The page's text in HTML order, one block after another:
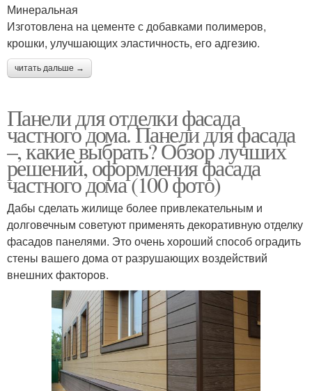
Минеральная
Изготовлена на цементе с добавками полимеров,
крошки, улучшающих эластичность, его адгезию.
читать дальше →
Панели для отделки фасада
частного дома. Панели для фасада
–, какие выбрать? Обзор лучших
решений, оформления фасада
частного дома (100 фото)
Дабы сделать жилище более привлекательным и
долговечным советуют применять декоративную отделку
фасадов панелями. Это очень хороший способ оградить
стены вашего дома от разрушающих воздействий
внешних факторов.